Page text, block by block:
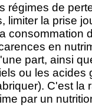
régimes de
limiter la prise
consommation
en
part, ainsi
ou les acides
C'est la
par un